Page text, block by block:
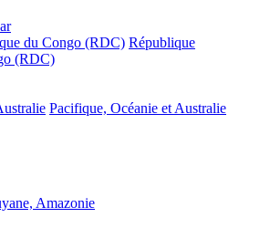
du Congo (RDC) République
(RDC)
Pacifique, Océanie et Australie
Amazonie